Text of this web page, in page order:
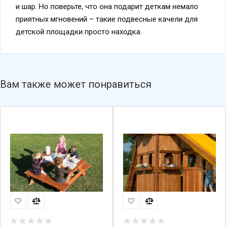
и шар. Но поверьте, что она подарит деткам немало
приятных мгновений – такие подвесные качели для
детской площадки просто находка.
Вам также может понравиться